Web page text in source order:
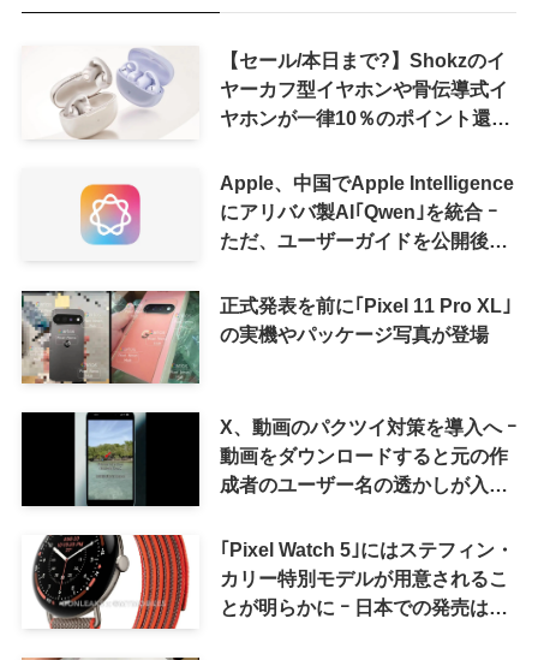
【セール/本日まで?】Shokzのイ
ヤーカフ型イヤホンや骨伝導式イ
ヤホンが一律10％のポイント還元
Apple、中国でApple Intelligence
にアリババ製AI｢Qwen｣を統合 ｰ
ただ、ユーザーガイドを公開後に
正式発表を前に｢Pixel 11 Pro XL｣
の実機やパッケージ写真が登場
X、動画のパクツイ対策を導入へ ｰ
動画をダウンロードすると元の作
成者のユーザー名の透かしが入る
｢Pixel Watch 5｣にはステフィン・
カリー特別モデルが用意されるこ
とが明らかに ｰ 日本での発売は期